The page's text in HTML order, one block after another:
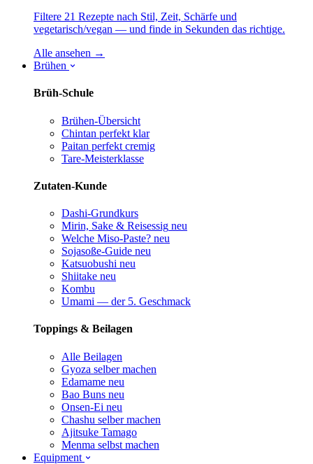
Filtere 21 Rezepte nach Stil, Zeit, Schärfe und
vegetarisch/vegan — und finde in Sekunden das richtige.
Alle ansehen →
Brühen
Brüh-Schule
Brühen-Übersicht
Chintan perfekt klar
Paitan perfekt cremig
Tare-Meisterklasse
Zutaten-Kunde
Dashi-Grundkurs
Mirin, Sake & Reisessig neu
Welche Miso-Paste? neu
Sojasoße-Guide neu
Katsuobushi neu
Shiitake neu
Kombu
Umami — der 5. Geschmack
Toppings & Beilagen
Alle Beilagen
Gyoza selber machen
Edamame neu
Bao Buns neu
Onsen-Ei neu
Chashu selber machen
Ajitsuke Tamago
Menma selbst machen
Equipment